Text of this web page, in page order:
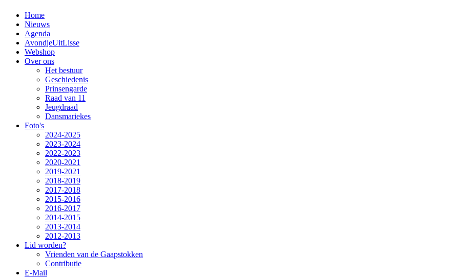
Home
Nieuws
Agenda
AvondjeUitLisse
Webshop
Over ons
Het bestuur
Geschiedenis
Prinsengarde
Raad van 11
Jeugdraad
Dansmariekes
Foto's
2024-2025
2023-2024
2022-2023
2020-2021
2019-2021
2018-2019
2017-2018
2015-2016
2016-2017
2014-2015
2013-2014
2012-2013
Lid worden?
Vrienden van de Gaapstokken
Contributie
E-Mail